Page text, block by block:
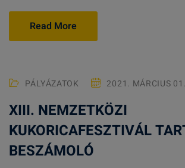
Read More
PÁLYÁZATOK 2021. MÁRCIUS 01.
XIII. NEMZETKÖZI
KUKORICAFESZTIVÁL
BESZÁMOLÓ